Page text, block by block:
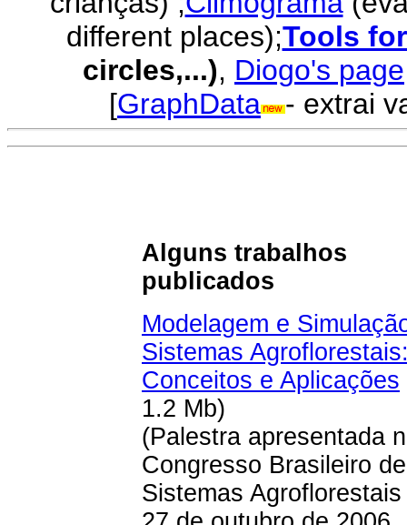
different places);Tools
circles,...), Diogo's page
[GraphData - extrai
Alguns trabalhos
publicados
Modelagem e
Sistemas
Conceitos e Aplicações
1.2 Mb)
(Palestra apresentada
Congresso Brasileiro de
Sistemas